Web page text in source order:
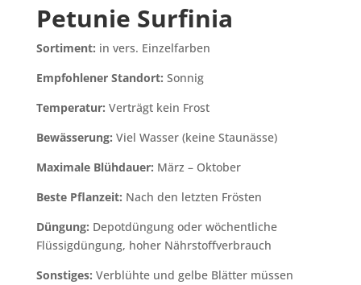
Petunie Surfinia
Sortiment: in vers. Einzelfarben
Empfohlener Standort: Sonnig
Temperatur: Verträgt kein Frost
Bewässerung: Viel Wasser (keine Staunässe)
Maximale Blühdauer: März – Oktober
Beste Pflanzeit: Nach den letzten Frösten
Düngung: Depotdüngung oder wöchentliche
Flüssigdüngung, hoher Nährstoffverbrauch
Sonstiges: Verblühte und gelbe Blätter müssen